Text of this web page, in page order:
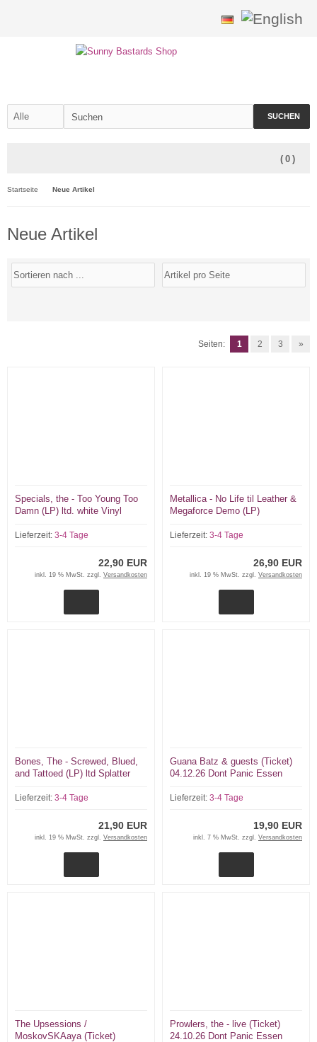
SUCHEN
( 0 )
Startseite Neue Artikel
Neue Artikel
Seiten: 1 2 3 »
Specials, the - Too Young Too
Damn (LP) ltd. white Vinyl
Lieferzeit: 3-4 Tage
22,90 EUR
inkl. 19 % MwSt. zzgl. Versandkosten
Metallica - No Life til Leather &
Megaforce Demo (LP)
Lieferzeit: 3-4 Tage
26,90 EUR
inkl. 19 % MwSt. zzgl. Versandkosten
Bones, The - Screwed, Blued,
and Tattoed (LP) ltd Splatter
Lieferzeit: 3-4 Tage
21,90 EUR
inkl. 19 % MwSt. zzgl. Versandkosten
Guana Batz & guests (Ticket)
04.12.26 Dont Panic Essen
Lieferzeit: 3-4 Tage
19,90 EUR
inkl. 7 % MwSt. zzgl. Versandkosten
The Upsessions /
MoskovSKAaya (Ticket)
Prowlers, the - live (Ticket)
24.10.26 Dont Panic Essen